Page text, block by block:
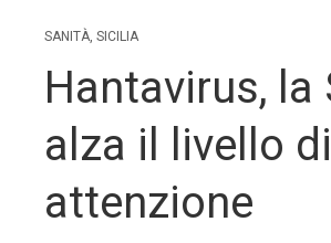
SANITÀ, SICILIA
Hantavirus, la
alza il livello di
attenzione